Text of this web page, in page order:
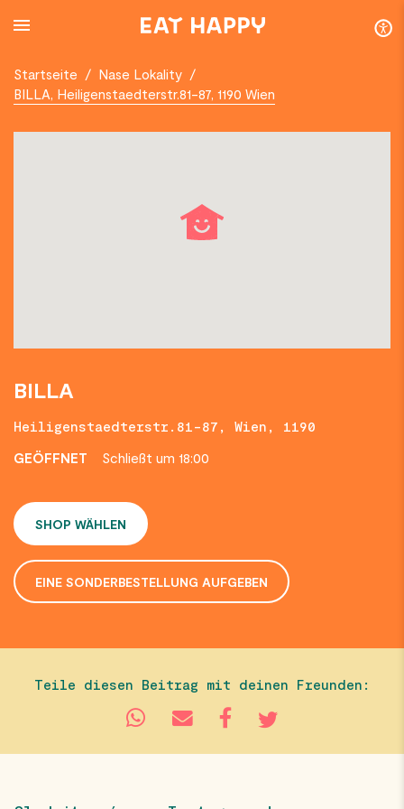
TO
Startseite / Nase Lokality /
BILLA, Heiligenstaedterstr.81-87, 1190 Wien
BILLA
Heiligenstaedterstr.81-87, Wien, 1190
GEÖFFNET
Schließt um 18:00
SHOP WÄHLEN
EINE SONDERBESTELLUNG AUFGEBEN
Teile diesen Beitrag mit deinen Freunden: